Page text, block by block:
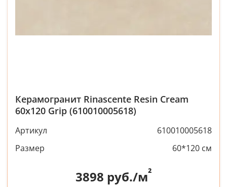
Керамогранит Rinascente Resin Cream
60x120 Grip (610010005618)
Артикул
610010005618
Размер
60*120 см
3898 руб./м²